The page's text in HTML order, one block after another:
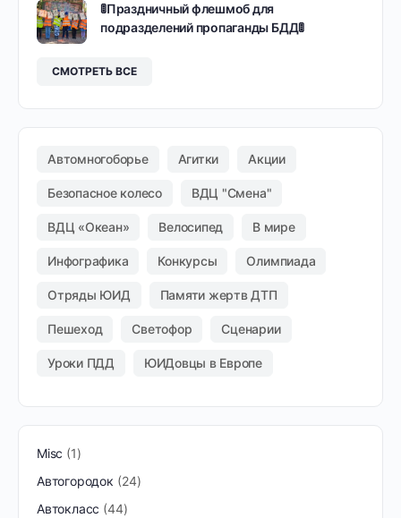
🚦Праздничный флешмоб для
подразделений пропаганды БДД🚦
СМОТРЕТЬ ВСЕ
Автомногоборье Агитки Акции
Безопасное колесо ВДЦ "Смена"
ВДЦ «Океан» Велосипед В мире
Инфографика Конкурсы Олимпиада
Отряды ЮИД Памяти жертв ДТП
Пешеход Светофор Сценарии
Уроки ПДД ЮИДовцы в Европе
Misc
1
Автогородок
24
Автокласс 44